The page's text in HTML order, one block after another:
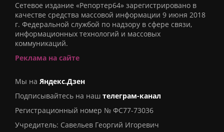
Сетевое издание «Репортер64» зарегистрировано в
качестве средства массовой информации 9 июня 2018
г. Федеральной службой по надзору в сфере связи,
информационных технологий и массовых
коммуникаций.
Реклама на сайте
Мы на Яндекс.Дзен
Подписывайтесь на наш телеграм-канал
Регистрационный номер № ФС77-73036
Учредитель: Савельев Георгий Игоревич